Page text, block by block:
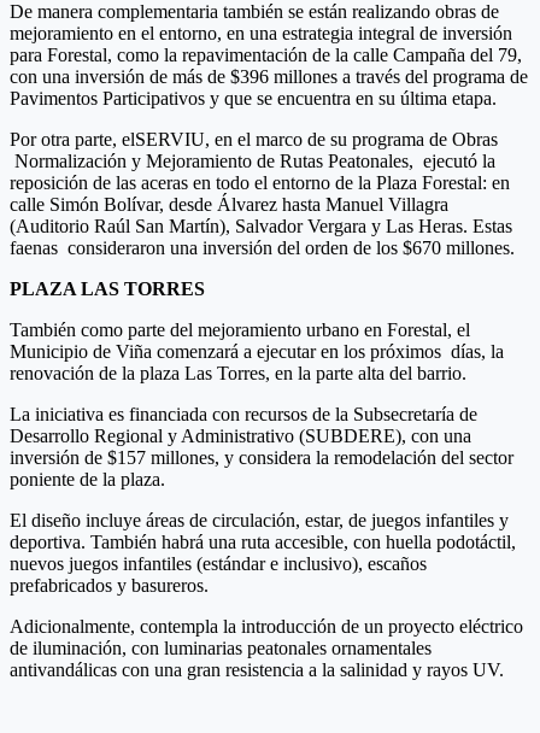
De manera complementaria también se están realizando obras de
mejoramiento en el entorno, en una estrategia integral de inversión
para Forestal, como la repavimentación de la calle Campaña del 79,
con una inversión de más de $396 millones a través del programa de
Pavimentos Participativos y que se encuentra en su última etapa.
Por otra parte, elSERVIU, en el marco de su programa de Obras
Normalización y Mejoramiento de Rutas Peatonales, ejecutó la
reposición de las aceras en todo el entorno de la Plaza Forestal: en
calle Simón Bolívar, desde Álvarez hasta Manuel Villagra
(Auditorio Raúl San Martín), Salvador Vergara y Las Heras. Estas
faenas consideraron una inversión del orden de los $670 millones.
PLAZA LAS TORRES
También como parte del mejoramiento urbano en Forestal, el
Municipio de Viña comenzará a ejecutar en los próximos días, la
renovación de la plaza Las Torres, en la parte alta del barrio.
La iniciativa es financiada con recursos de la Subsecretaría de
Desarrollo Regional y Administrativo (SUBDERE), con una
inversión de $157 millones, y considera la remodelación del sector
poniente de la plaza.
El diseño incluye áreas de circulación, estar, de juegos infantiles y
deportiva. También habrá una ruta accesible, con huella podotáctil,
nuevos juegos infantiles (estándar e inclusivo), escaños
prefabricados y basureros.
Adicionalmente, contempla la introducción de un proyecto eléctrico
de iluminación, con luminarias peatonales ornamentales
antivandálicas con una gran resistencia a la salinidad y rayos UV.